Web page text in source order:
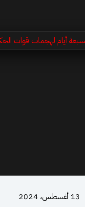
13 أغسطس، 2024